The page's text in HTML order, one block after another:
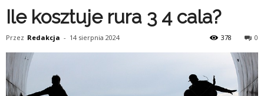
Ile kosztuje rura 3 4 cala?
Przez Redakcja - 14 sierpnia 2024 0
378